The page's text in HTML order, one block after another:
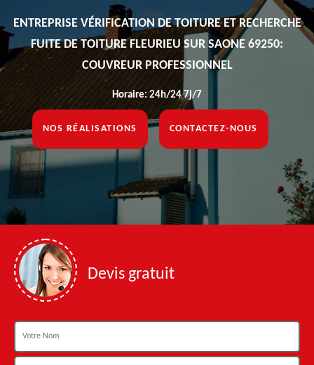
ENTREPRISE VÉRIFICATION DE TOITURE ET RECHERCHE
FUITE DE TOITURE FLEURIEU SUR SAONE 69250:
COUVREUR PROFESSIONNEL
Horaire: 24h/24 7j/7
NOS RÉALISATIONS CONTACTEZ-NOUS
Devis gratuit